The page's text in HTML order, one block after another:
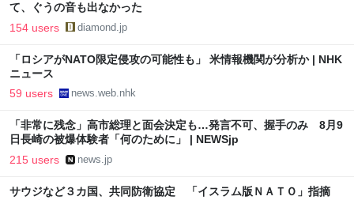
て、ぐうの音も出なかった
154 users diamond.jp
「ロシアがNATO限定侵攻の可能性も」 米情報機関が分析か | NHK
ニュース
59 users news.web.nhk
「非常に残念」高市総理と面会決定も…発言不可、握手のみ 8月9
日長崎の被爆体験者「何のために」 | NEWSjp
215 users news.jp
サウジなど３カ国、共同防衛協定 「イスラム版ＮＡＴＯ」指摘